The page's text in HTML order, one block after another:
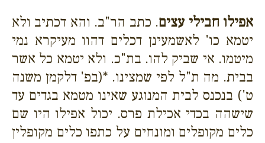
אפילו חבילי עצים. כתב הר"ב. והא דכתיב ולא
יטמא כו' לאשמעינן דכלים דהוו מעיקרא נמי
מיטמו. אי שביק להו. בת"כ. ולא יטמא כל אשר
בבית. מה ת"ל לפי שמצינו. *(בפ' דלקמן משנה
ט') בנכנס לבית המנוגע שאינו מטמא בגדים עד
שישהה בכדי אכילת פרס. יכול אפילו היו שם
כלים מקופלים ומונחים על כתפו כלים מקופלין